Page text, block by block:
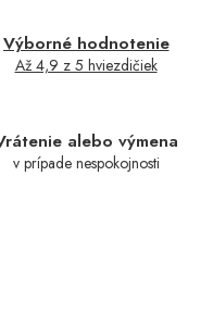
Výborné hodnotenie
Až 4,9 z 5 hviezdičiek
alebo výmena
v prípade nespokojnosti